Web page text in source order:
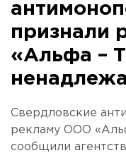
признали
«Альфа –
Свердловские
рекламу ООО
сообщили